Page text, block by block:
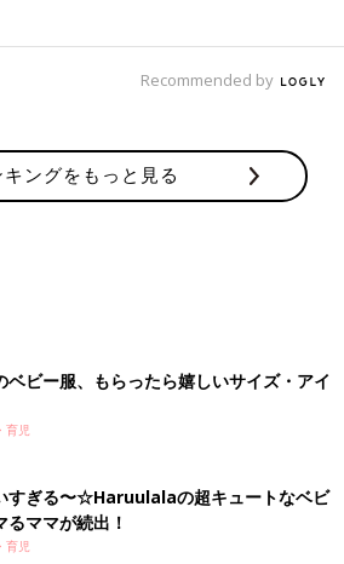
Recommended by
キングをもっと見る
ベビー服、もらったら嬉しいサイズ・アイ
育児
すぎる〜☆Haruulalaの超キュートなベビ
るママが続出！
育児